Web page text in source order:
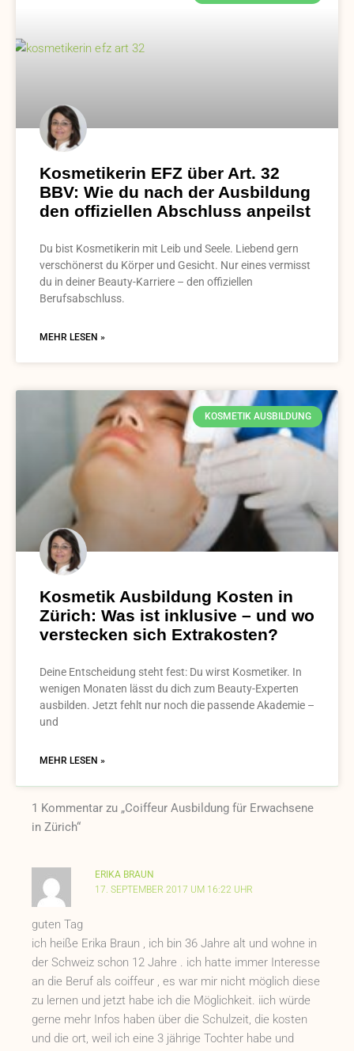
Kosmetikerin EFZ über Art. 32
BBV: Wie du nach der Ausbildung
den offiziellen Abschluss anpeilst
Du bist Kosmetikerin mit Leib und Seele. Liebend gern
verschönerst du Körper und Gesicht. Nur eines vermisst
du in deiner Beauty-Karriere – den offiziellen
Berufsabschluss.
MEHR LESEN »
KOSMETIK AUSBILDUNG
Kosmetik Ausbildung Kosten in
Zürich: Was ist inklusive – und wo
verstecken sich Extrakosten?
Deine Entscheidung steht fest: Du wirst Kosmetiker. In
wenigen Monaten lässt du dich zum Beauty-Experten
ausbilden. Jetzt fehlt nur noch die passende Akademie –
und
MEHR LESEN »
1 Kommentar zu „Coiffeur Ausbildung für Erwachsene
in Zürich“
ERIKA BRAUN
17. SEPTEMBER 2017 UM 16:22 UHR
guten Tag
ich heiße Erika Braun , ich bin 36 Jahre alt und wohne in
der Schweiz schon 12 Jahre . ich hatte immer Interesse
an die Beruf als coiffeur , es war mir nicht möglich diese
zu lernen und jetzt habe ich die Möglichkeit. iich würde
gerne mehr Infos haben über die Schulzeit, die kosten
und die ort, weil ich eine 3 jährige Tochter habe und